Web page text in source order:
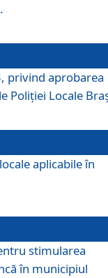
privind aprobarea
Poliţiei Locale
aplicabile în
stimularea
în municipiul